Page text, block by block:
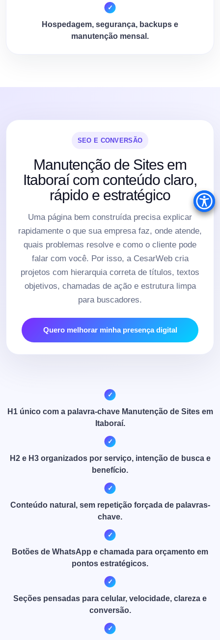
Hospedagem, segurança, backups e
manutenção mensal.
SEO E CONVERSÃO
Manutenção de Sites em
Itaboraí com conteúdo claro,
rápido e estratégico
Uma página bem construída precisa explicar
rapidamente o que sua empresa faz, onde atende,
quais problemas resolve e como o cliente pode
falar com você. Por isso, a CesarWeb cria
projetos com hierarquia correta de títulos, textos
objetivos, chamadas de ação e estrutura limpa
para buscadores.
Quero melhorar minha presença digital
H1 único com a palavra-chave Manutenção de Sites em
Itaboraí.
H2 e H3 organizados por serviço, intenção de busca e
benefício.
Conteúdo natural, sem repetição forçada de palavras-
chave.
Botões de WhatsApp e chamada para orçamento em
pontos estratégicos.
Seções pensadas para celular, velocidade, clareza e
conversão.